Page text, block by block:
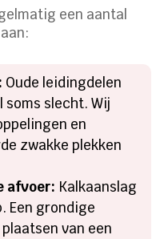
een aantal
Oude leidingdelen
slecht. Wij
en
zwakke plekken
afvoer: Kalkaanslag
Een grondige
van een